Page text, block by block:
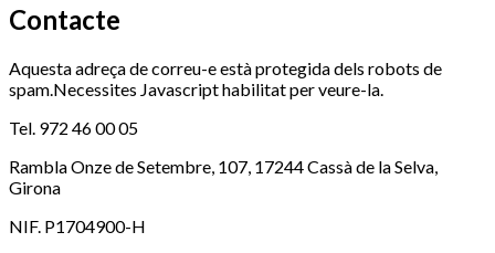
Contacte
Aquesta adreça de correu-e està protegida dels robots de
spam.Necessites Javascript habilitat per veure-la.
Tel. 972 46 00 05
Rambla Onze de Setembre, 107, 17244 Cassà de la Selva,
Girona
NIF. P1704900-H